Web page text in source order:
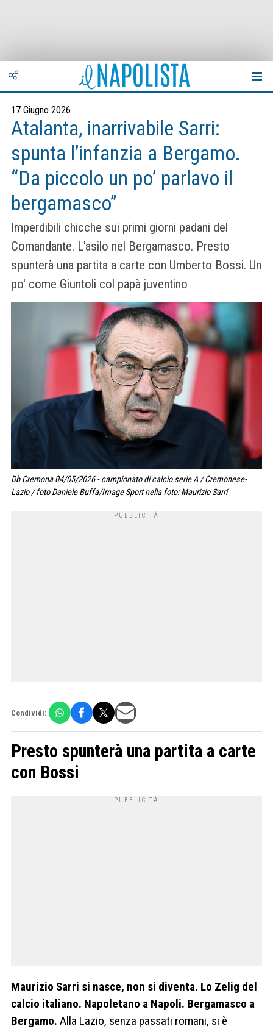
17 Giugno 2026
Atalanta, inarrivabile Sarri:
spunta l’infanzia a Bergamo.
“Da piccolo un po’ parlavo il
bergamasco”
Imperdibili chicche sui primi giorni padani del
Comandante. L'asilo nel Bergamasco. Presto
spunterà una partita a carte con Umberto Bossi. Un
po' come Giuntoli col papà juventino
Db Cremona 04/05/2026 - campionato di calcio serie A / Cremonese-
Lazio / foto Daniele Buffa/Image Sport nella foto: Maurizio Sarri
Condividi:
Presto spunterà una partita a carte
con Bossi
Maurizio Sarri si nasce, non si diventa. Lo Zelig del
calcio italiano. Napoletano a Napoli. Bergamasco a
Bergamo. Alla Lazio, senza passati romani, si è